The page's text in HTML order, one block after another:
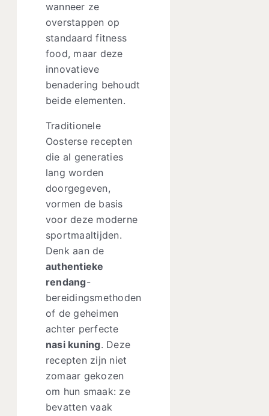
wanneer ze
overstappen op
standaard fitness
food, maar deze
innovatieve
benadering behoudt
beide elementen.
Traditionele
Oosterse recepten
die al generaties
lang worden
doorgegeven,
vormen de basis
voor deze moderne
sportmaaltijden.
Denk aan de
authentieke
rendang-
bereidingsmethoden
of de geheimen
achter perfecte
nasi kuning. Deze
recepten zijn niet
zomaar gekozen
om hun smaak: ze
bevatten vaak